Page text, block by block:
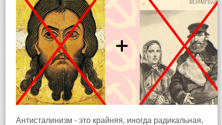
Антисталинизм - это крайняя, иногда радикальная,